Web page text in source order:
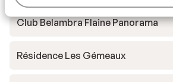
Club Belambra Flaine Panorama
Résidence Les Gémeaux